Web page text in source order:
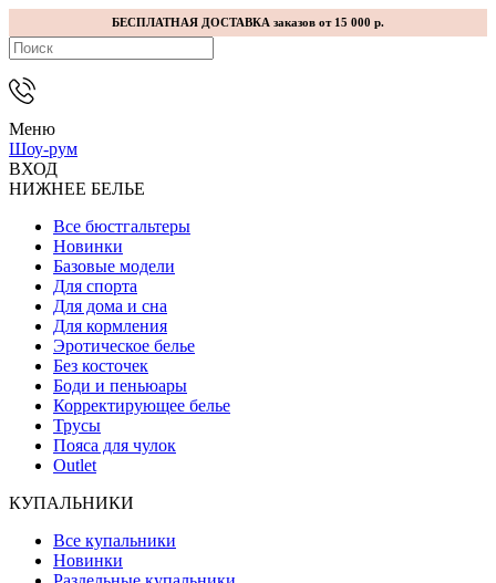
БЕСПЛАТНАЯ ДОСТАВКА заказов от 15 000 р.
Меню
Шоу-рум
ВХОД
НИЖНЕЕ БЕЛЬЕ
Все бюстгальтеры
Новинки
Базовые модели
Для спорта
Для дома и сна
Для кормления
Эротическое белье
Без косточек
Боди и пеньюары
Корректирующее белье
Трусы
Пояса для чулок
Outlet
КУПАЛЬНИКИ
Все купальники
Новинки